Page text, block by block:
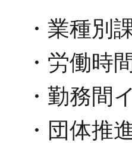
・業種別
・労働時
・勤務間
・団体推